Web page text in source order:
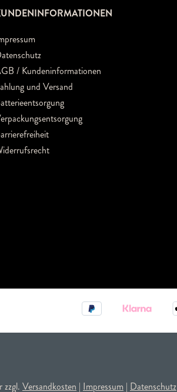
/ Kundeninformationen
und Versand
zzgl. Versandkosten | Impressum | Datenschutz